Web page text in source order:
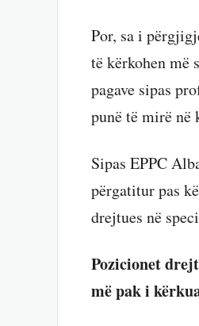
Por, sa i
të kërkohen më
pagave sipas
punë të mirë në
Sipas EPPC
përgatitur pas
drejtues në
Pozicionet
më pak i